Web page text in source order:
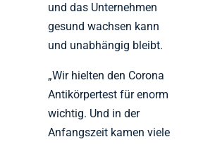
und das Unternehmen
gesund wachsen kann
und unabhängig bleibt.
„Wir hielten den Corona
Antikörpertest für enorm
wichtig. Und in der
Anfangszeit kamen viele